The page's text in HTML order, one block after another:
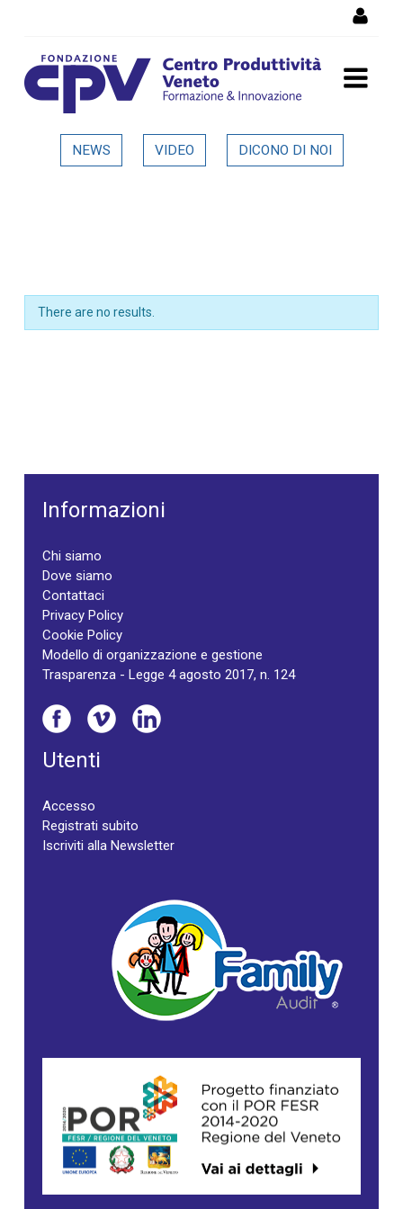
Dettaglio in evidenza
NEWS VIDEO DICONO DI NOI
There are no results.
Informazioni
Chi siamo
Dove siamo
Contattaci
Privacy Policy
Cookie Policy
Modello di organizzazione e gestione
Trasparenza - Legge 4 agosto 2017, n. 124
Utenti
Accesso
Registrati subito
Iscriviti alla Newsletter